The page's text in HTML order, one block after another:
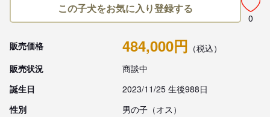
この子犬をお気に入り登録する
0
販売価格 484,000円 （税込）
販売状況
商談中
誕生日
2023/11/25 生後988日
性別
男の子（オス）